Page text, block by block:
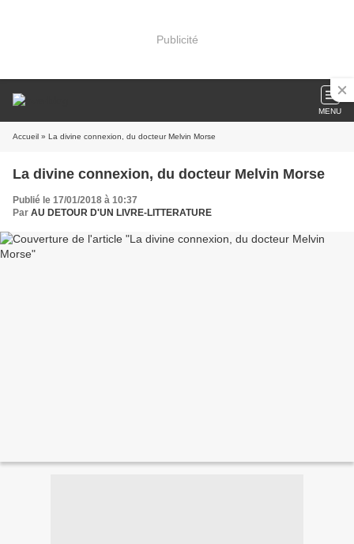
Publicité
MENU
Accueil » La divine connexion, du docteur Melvin Morse
La divine connexion, du docteur Melvin Morse
Publié le 17/01/2018 à 10:37
Par AU DETOUR D'UN LIVRE-LITTERATURE